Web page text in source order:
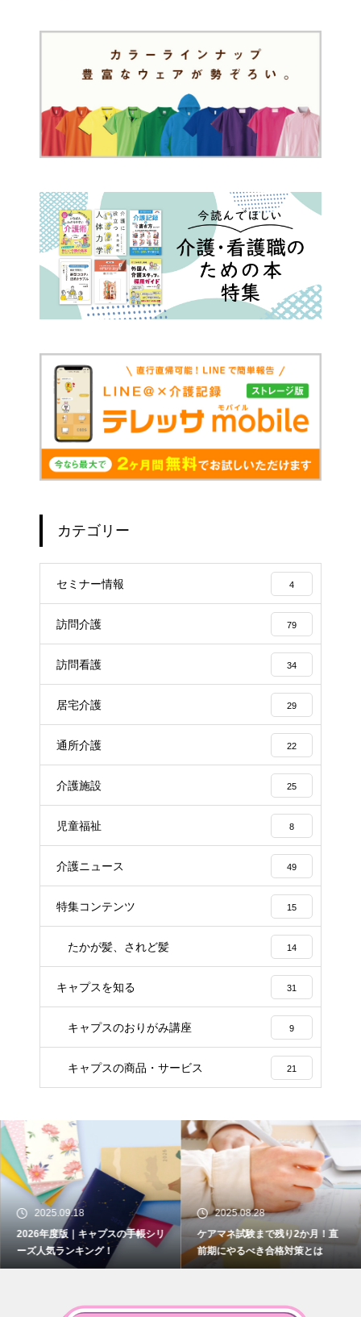
カテゴリー
セミナー情報 4
訪問介護 79
訪問看護 34
居宅介護 29
通所介護 22
介護施設 25
児童福祉 8
介護ニュース 49
特集コンテンツ 15
たかが髪、されど髪 14
キャプスを知る 31
キャプスのおりがみ講座 9
キャプスの商品・サービス 21
2025.09.18
2026年度版｜キャプスの手帳シリ
ーズ人気ランキング！
2025.08.28
ケアマネ試験まで残り2か月！直
前期にやるべき合格対策とは